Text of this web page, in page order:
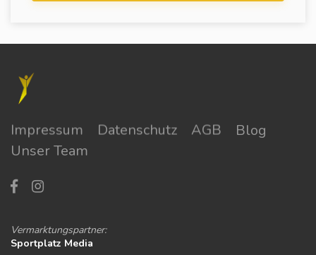
Impressum Datenschutz AGB
Blog
Unser Team
Vermarktungspartner:
Sportplatz Media